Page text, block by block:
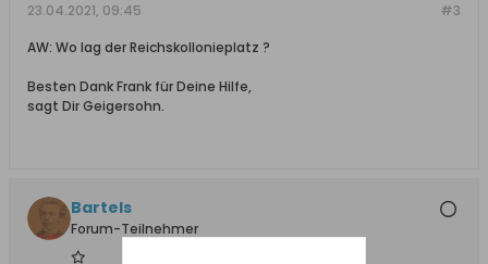
#3
23.04.2021, 09:45
AW: Wo lag der Reichskollonieplatz ?
Besten Dank Frank für Deine Hilfe,
sagt Dir Geigersohn.
Bartels
Forum-Teilnehmer